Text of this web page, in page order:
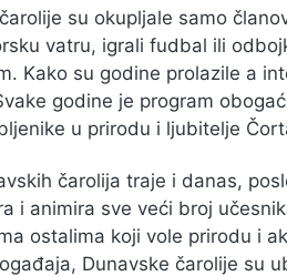
su okupljale samo
vatru, igrali fudbal ili
Kako su godine prolazile a
godine je program
u prirodu i ljubitelje
čarolija traje i danas,
i animira sve veći broj
ostalima koji vole prirodu i
Dunavske čarolije su